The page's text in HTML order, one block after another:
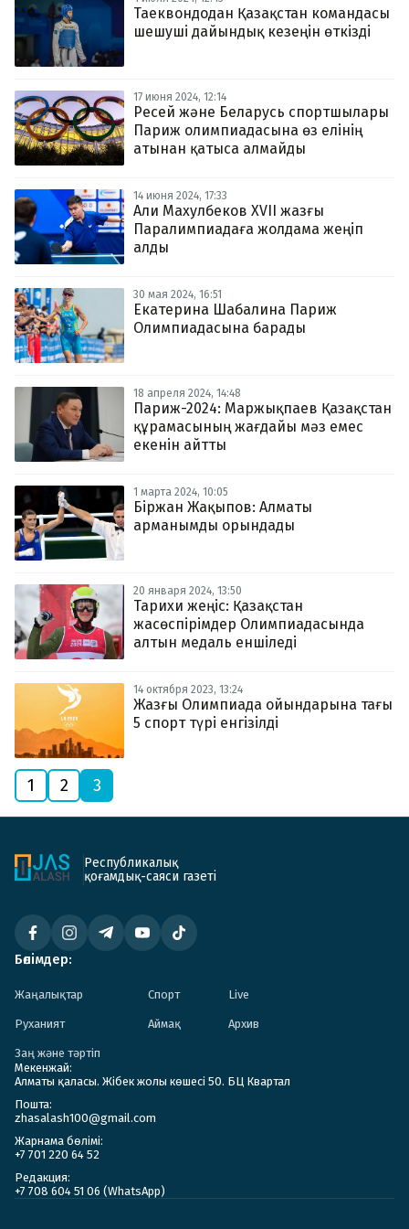
Таеквондодан Қазақстан командасы
шешуші дайындық кезеңін өткізді
17 июня 2024, 12:14
Ресей және Беларусь спортшылары
Париж олимпиадасына өз елінің
атынан қатыса алмайды
14 июня 2024, 17:33
Али Махулбеков XVII жазғы
Паралимпиадаға жолдама жеңіп
алды
30 мая 2024, 16:51
Екатерина Шабалина Париж
Олимпиадасына барады
18 апреля 2024, 14:48
Париж-2024: Маржықпаев Қазақстан
құрамасының жағдайы мәз емес
екенін айтты
1 марта 2024, 10:05
Біржан Жақыпов: Алматы
арманымды орындады
20 января 2024, 13:50
Тарихи жеңіс: Қазақстан
жасөспірімдер Олимпиадасында
алтын медаль еншіледі
14 октября 2023, 13:24
Жазғы Олимпиада ойындарына тағы
5 спорт түрі енгізілді
1 2 3
Республикалық
қоғамдық-саяси газеті
Бөлімдер:
Жаңалықтар Спорт Live
Руханият Аймақ Архив
Заң және тәртіп
Мекенжай:
Алматы қаласы. Жібек жолы көшесі 50. БЦ Квартал
Пошта:
zhasalash100@gmail.com
Жарнама бөлімі:
+7 701 220 64 52
Редакция:
+7 708 604 51 06 (WhatsApp)